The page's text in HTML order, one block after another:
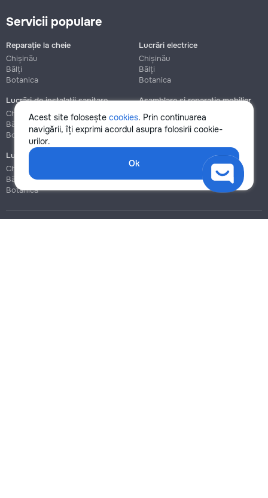
Acest site folosește cookies. Prin continuarea
navigării, îți exprimi acordul asupra folosirii cookie-
urilor.
Ok
Servicii populare
Reparație la cheie
Chișinău
Bălți
Botanica
Lucrări electrice
Chișinău
Bălți
Botanica
Lucrări de instalații sanitare
Chișinău
Bălți
Botanica
Asamblare și reparație mobilier
Chișinău
Botanica
Lucrări de construcție și instalare
Chișinău
Bălți
Botanica